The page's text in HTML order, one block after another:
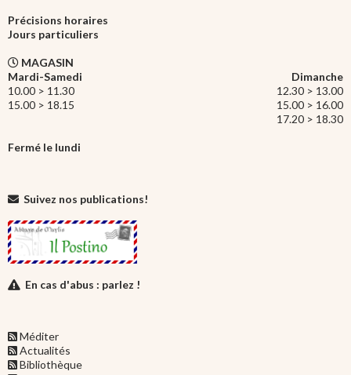
Précisions horaires
Jours particuliers
MAGASIN
Mardi-Samedi
Dimanche
10.00 > 11.30
12.30 > 13.00
15.00 > 18.15
15.00 > 16.00
17.20 > 18.30
Fermé le lundi
Suivez nos publications!
En cas d'abus : parlez !
Méditer
Actualités
Bibliothèque